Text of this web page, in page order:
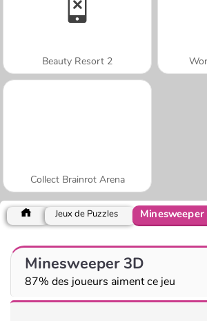
Beauty Resort 2
Collect Brainrot Arena
Jeux de Puzzles Minesweeper
Minesweeper 3D
87% des joueurs aiment ce jeu